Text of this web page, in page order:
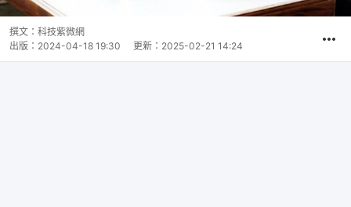
撰文： 科技紫微網
出版： 2024-04-18 19:30 更新： 2025-02-21 14:24